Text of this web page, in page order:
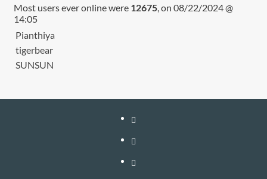
Most users ever online were 12675, on 08/22/2024 @
14:05
Pianthiya
tigerbear
SUNSUN
หน้า
แรก
สมัคร
สมาชิก
เติม